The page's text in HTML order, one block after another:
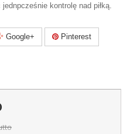
kontrolę nad piłką.
Google+ Pinterest